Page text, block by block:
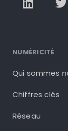
NUMÉRICITÉ
Qui sommes
Chiffres clés
Réseau